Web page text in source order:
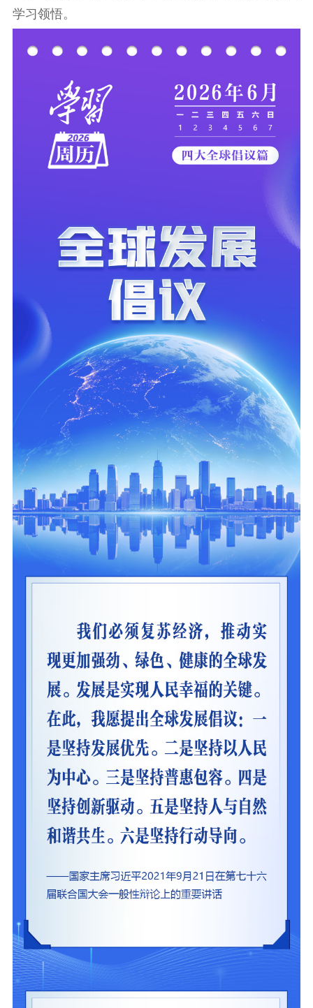
理论武装
理论学习 宣传宣讲 研究阐释
哲学社科
社科强省 工作通知
成果集萃
江苏文脉
资料下载
主题宣传 对外宣传
新闻发布
记者之家
品牌栏目
文化文艺
精品生产 文化惠民
文化传承
体制改革
文化产业
紫金文化艺术节
品牌活动 紫艺舞台
精神文明
文明创建 文明实践
文明培育
先进典型
社会宣传
思想政治教育 爱国主义教育
全民国防教育
红色资源保护利
用
新闻出版
扫黄打非
电影工作
机关党建
党建要闻 学习在线
文化人才
紫金人才 职称评审
公共服务
新时代公民素养
提升资源库
政务服务
作品著作权
登记服务
科研创新
服务管理平台
智库服务
学习领悟。